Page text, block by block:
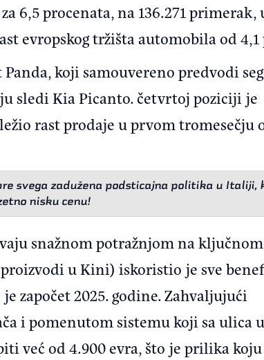
6,5 procenata, na 136.271 primerak,
evropskog tržišta automobila od 4,1
koji samouvereno predvodi
sledi Kia Picanto. četvrtoj poziciji je
rast prodaje u prvom tromesečju
svega zadužena podsticajna politika u Italiji,
nisku cenu!
snažnom potražnjom na
u Kini) iskoristio je sve
započet 2025. godine. Zahvaljujući
i pomenutom sistemu koji sa ulica
već od 4.900 evra, što je prilika